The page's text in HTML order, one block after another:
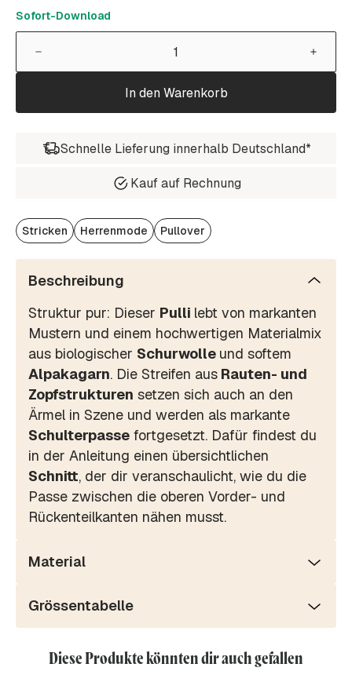
Sofort-Download
In den Warenkorb
Schnelle Lieferung innerhalb Deutschland*
Kauf auf Rechnung
Stricken Herrenmode Pullover
Beschreibung
Struktur pur: Dieser Pulli lebt von markanten
Mustern und einem hochwertigen Materialmix
aus biologischer Schurwolle und softem
Alpakagarn. Die Streifen aus Rauten- und
Zopfstrukturen setzen sich auch an den
Ärmel in Szene und werden als markante
Schulterpasse fortgesetzt. Dafür findest du
in der Anleitung einen übersichtlichen
Schnitt, der dir veranschaulicht, wie du die
Passe zwischen die oberen Vorder- und
Rückenteilkanten nähen musst.
Material
Grössentabelle
Diese Produkte könnten dir auch gefallen